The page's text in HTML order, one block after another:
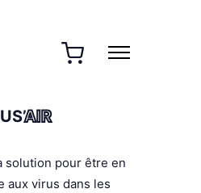
AIR
solution pour être en
aux virus dans les